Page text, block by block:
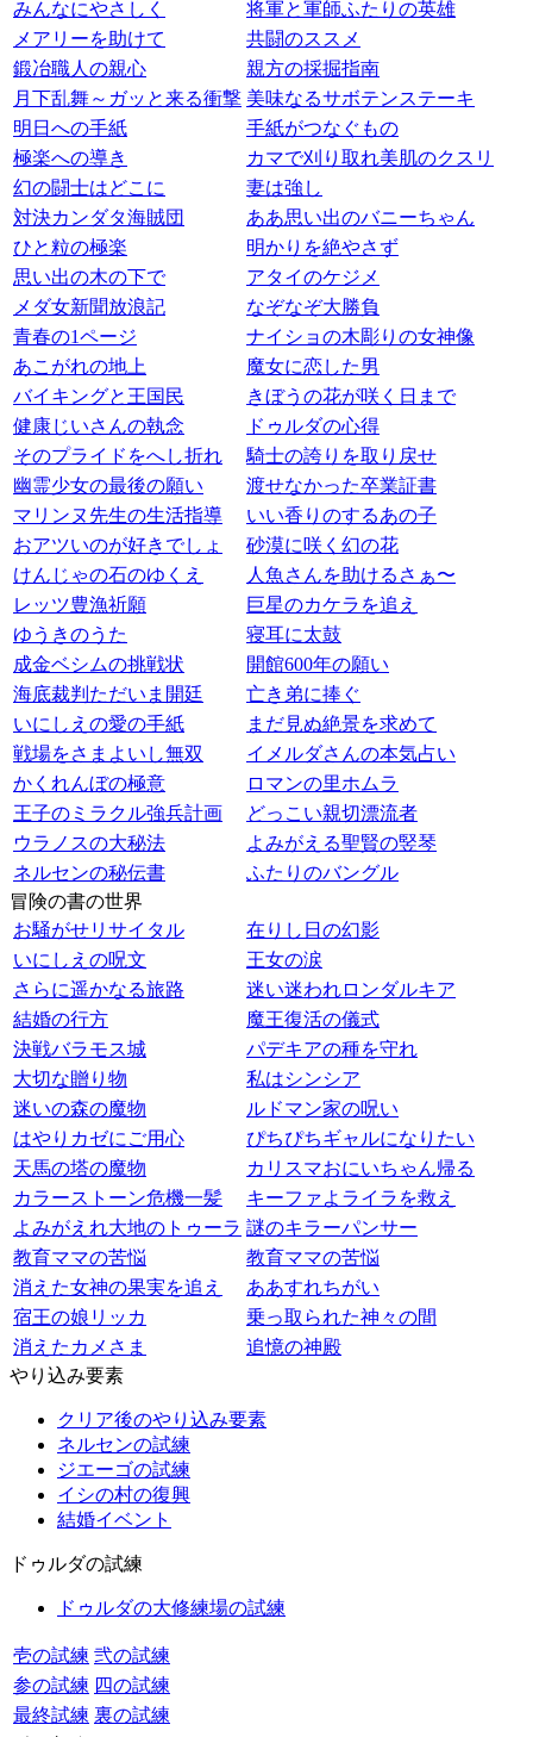
みんなにやさしく
将軍と軍師ふたりの英雄
メアリーを助けて
共闘のススメ
鍛冶職人の親心
親方の採掘指南
月下乱舞～ガッと来る衝撃 美味なるサボテンステーキ
明日への手紙
手紙がつなぐもの
極楽への導き
カマで刈り取れ美肌のクスリ
幻の闘士はどこに
妻は強し
対決カンダタ海賊団
ああ思い出のバニーちゃん
ひと粒の極楽
明かりを絶やさず
思い出の木の下で
アタイのケジメ
メダ女新聞放浪記
なぞなぞ大勝負
青春の1ページ
ナイショの木彫りの女神像
あこがれの地上
魔女に恋した男
バイキングと王国民
きぼうの花が咲く日まで
健康じいさんの執念
ドゥルダの心得
そのプライドをへし折れ
騎士の誇りを取り戻せ
幽霊少女の最後の願い
渡せなかった卒業証書
マリンヌ先生の生活指導
いい香りのするあの子
おアツいのが好きでしょ
砂漠に咲く幻の花
けんじゃの石のゆくえ
人魚さんを助けるさぁ〜
レッツ豊漁祈願
巨星のカケラを追え
ゆうきのうた
寝耳に太鼓
成金ベシムの挑戦状
開館600年の願い
海底裁判ただいま開廷
亡き弟に捧ぐ
いにしえの愛の手紙
まだ見ぬ絶景を求めて
戦場をさまよいし無双
イメルダさんの本気占い
かくれんぼの極意
ロマンの里ホムラ
王子のミラクル強兵計画
どっこい親切漂流者
ウラノスの大秘法
よみがえる聖賢の竪琴
ネルセンの秘伝書
ふたりのバングル
冒険の書の世界
お騒がせリサイタル
在りし日の幻影
いにしえの呪文
王女の涙
さらに遥かなる旅路
迷い迷われロンダルキア
結婚の行方
魔王復活の儀式
決戦バラモス城
パデキアの種を守れ
大切な贈り物
私はシンシア
迷いの森の魔物
ルドマン家の呪い
はやりカゼにご用心
ぴちぴちギャルになりたい
天馬の塔の魔物
カリスマおにいちゃん帰る
カラーストーン危機一髪
キーファよライラを救え
よみがえれ大地のトゥーラ 謎のキラーパンサー
教育ママの苦悩
教育ママの苦悩
消えた女神の果実を追え
ああすれちがい
宿王の娘リッカ
乗っ取られた神々の間
消えたカメさま
追憶の神殿
やり込み要素
クリア後のやり込み要素
ネルセンの試練
ジエーゴの試練
イシの村の復興
結婚イベント
ドゥルダの試練
ドゥルダの大修練場の試練
壱の試練 弐の試練
参の試練 四の試練
最終試練 裏の試練